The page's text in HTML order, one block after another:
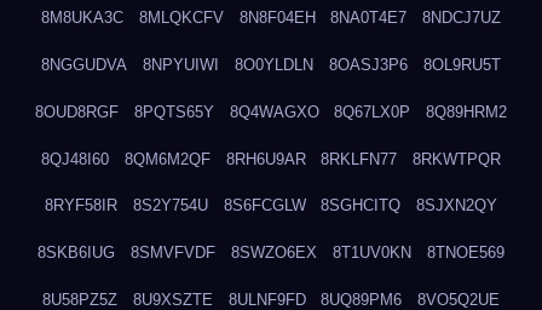
8M8UKA3C 8MLQKCFV 8N8F04EH 8NA0T4E7 8NDCJ7UZ
8NGGUDVA 8NPYUIWI 8O0YLDLN 8OASJ3P6 8OL9RU5T
8OUD8RGF 8PQTS65Y 8Q4WAGXO 8Q67LX0P 8Q89HRM2
8QJ48I60 8QM6M2QF 8RH6U9AR 8RKLFN77 8RKWTPQR
8RYF58IR 8S2Y754U 8S6FCGLW 8SGHCITQ 8SJXN2QY
8SKB6IUG 8SMVFVDF 8SWZO6EX 8T1UV0KN 8TNOE569
8U58PZ5Z 8U9XSZTE 8ULNF9FD 8UQ89PM6 8VO5Q2UE